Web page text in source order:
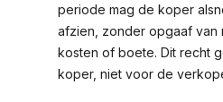
periode mag de koper
afzien, zonder opgaaf van
kosten of boete. Dit recht
koper, niet voor de